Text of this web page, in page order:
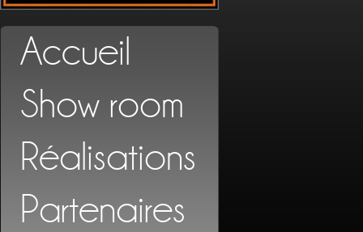
Accueil
Show room
Réalisations
Partenaires